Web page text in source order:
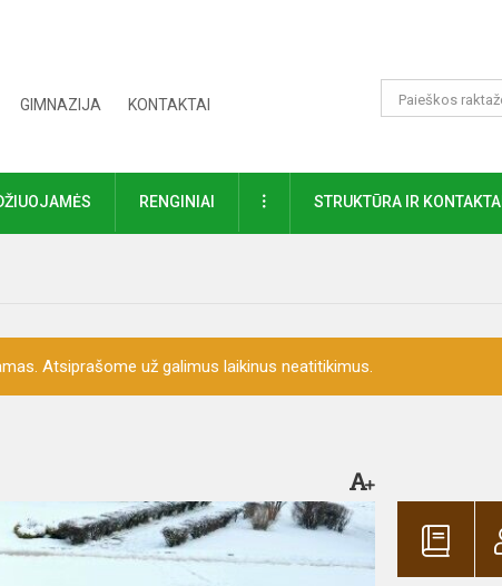
GIMNAZIJA
KONTAKTAI
RENGINIAI DAUGIAUSTRUKTŪRA IR KONTAKTAI
Atsiprašome už galimus laikinus neatitikimus.